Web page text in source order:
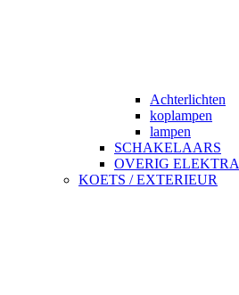
Achterlichten
koplampen
lampen
SCHAKELAARS
OVERIG ELEKTRA
KOETS / EXTERIEUR